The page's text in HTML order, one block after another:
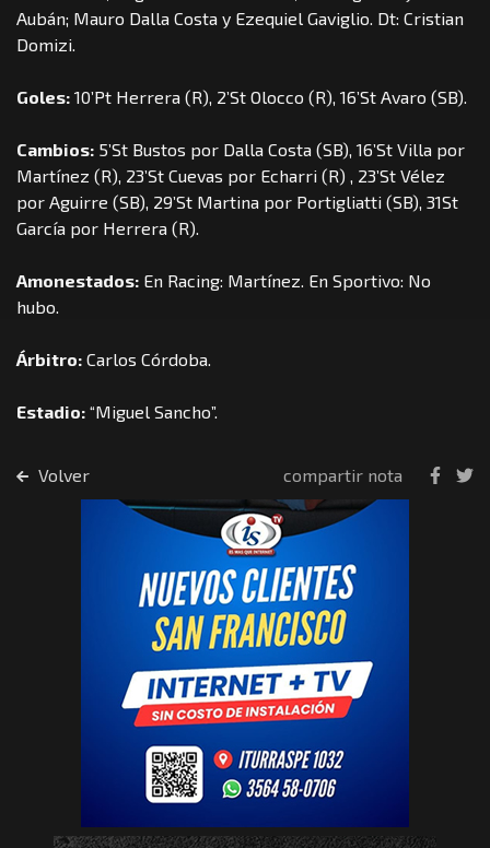
Aubán; Mauro Dalla Costa y Ezequiel Gaviglio. Dt: Cristian
Domizi.
Goles: 10’Pt Herrera (R), 2’St Olocco (R), 16’St Avaro (SB).
Cambios: 5’St Bustos por Dalla Costa (SB), 16’St Villa por
Martínez (R), 23’St Cuevas por Echarri (R) , 23’St Vélez
por Aguirre (SB), 29’St Martina por Portigliatti (SB), 31St
García por Herrera (R).
Amonestados: En Racing: Martínez. En Sportivo: No
hubo.
Árbitro: Carlos Córdoba.
Estadio: “Miguel Sancho”.
Volver compartir nota